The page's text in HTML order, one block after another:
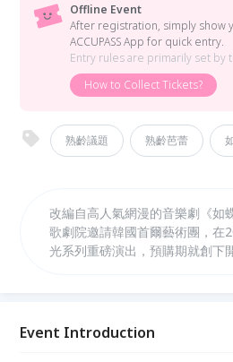
Offline Event
After registration, simply show
ACCUPASS App for quick entry.
Entry rules are primarily set by
How to Collect Tickets?
熟齡議題 熟齡芭蕾
改編自高人氣網漫的音樂劇《如
歌劇院邀請韓國首爾藝術團，在
光系列重磅演出，預購期就創下
蝶翩翩》的情感內涵與製作巧思。
Event Introduction